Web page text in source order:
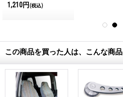
Magazine No.28 2026
1,210円 (税込)
この商品を買った人は、こんな商